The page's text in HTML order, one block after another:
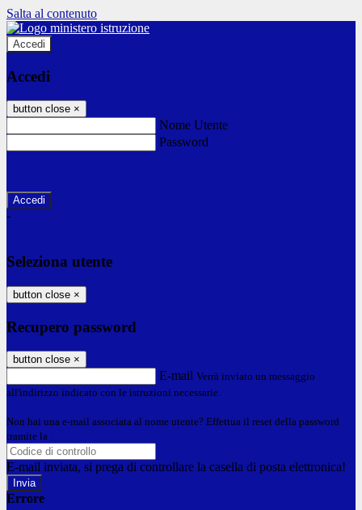
Salta al contenuto
Accedi
Accedi
button close ×
Nome Utente
Password
-
Seleziona utente
button close ×
Recupero password
button close ×
E-mail Verrà inviato un messaggio
all'indirizzo indicato con le istruzioni necessarie.
Non hai una e-mail associata al nome utente? Effettua il reset della password
tramite la
E-mail inviata, si prega di controllare la casella di posta elettronica!
Errore